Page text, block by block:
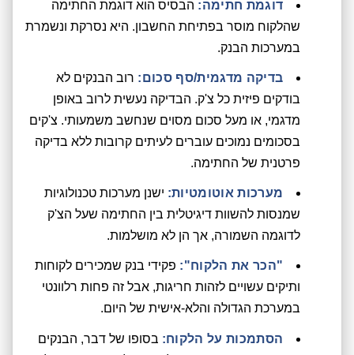
דוגמת חתימה: הבסיס הוא דוגמת החתימה
שהלקוח מוסר בפתיחת החשבון. היא נסרקת ונשמרת
במערכות הבנק.
בדיקה מדגמית/סף סכום: רוב הבנקים לא
בודקים פיזית כל צ'ק. הבדיקה נעשית לרוב באופן
מדגמי, או מעל סכום מסוים שנחשב משמעותי. צ'קים
בסכומים נמוכים עוברים לעיתים קרובות ללא בדיקה
פרטנית של החתימה.
מערכות אוטומטיות: ישנן מערכות טכנולוגיות
שמנסות להשוות דיגיטלית בין החתימה שעל הצ'ק
לדוגמה השמורה, אך הן לא מושלמות.
"הכר את הלקוח": פקידי בנק שמכירים לקוחות
ותיקים עשויים לזהות חריגות, אבל זה פחות רלוונטי
במערכת הגדולה והלא-אישית של היום.
הסתמכות על הלקוח: בסופו של דבר, הבנקים